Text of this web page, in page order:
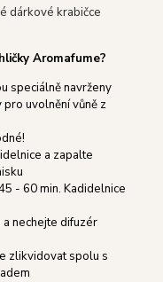
dárkové krabičce
Aromafume?
speciálně navrženy
uvolnění vůně z
a zapalte
- 60 min. Kadidelnice
a nechejte difuzér
zlikvidovat spolu s